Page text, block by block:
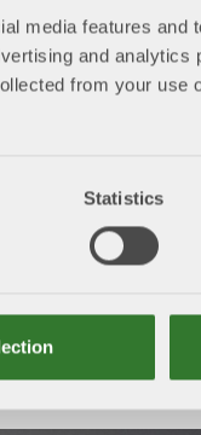
media features and
and analytics
from your
Statistics